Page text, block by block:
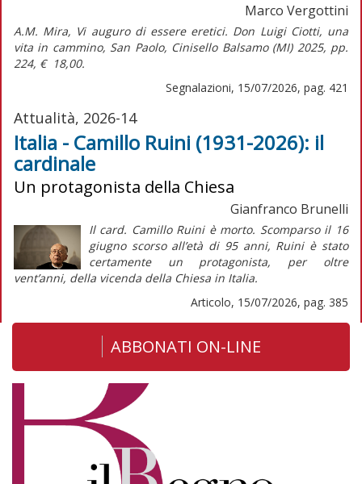
Marco Vergottini
A.M. Mira, Vi auguro di essere eretici. Don Luigi Ciotti, una
vita in cammino, San Paolo, Cinisello Balsamo (MI) 2025, pp.
224, € 18,00.
Segnalazioni, 15/07/2026, pag. 421
Attualità, 2026-14
Italia - Camillo Ruini (1931-2026): il
cardinale
Un protagonista della Chiesa
Gianfranco Brunelli
Il card. Camillo Ruini è morto. Scomparso il 16
giugno scorso all’età di 95 anni, Ruini è stato
certamente un protagonista, per oltre
vent’anni, della vicenda della Chiesa in Italia.
Articolo, 15/07/2026, pag. 385
ABBONATI ON-LINE